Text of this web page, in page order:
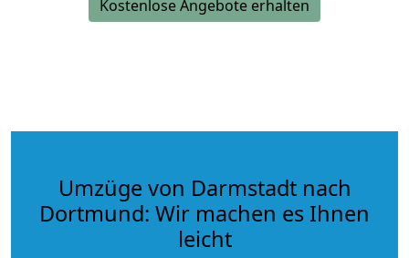
Kostenlose Angebote erhalten
Umzüge von Darmstadt nach
Dortmund: Wir machen es Ihnen
leicht